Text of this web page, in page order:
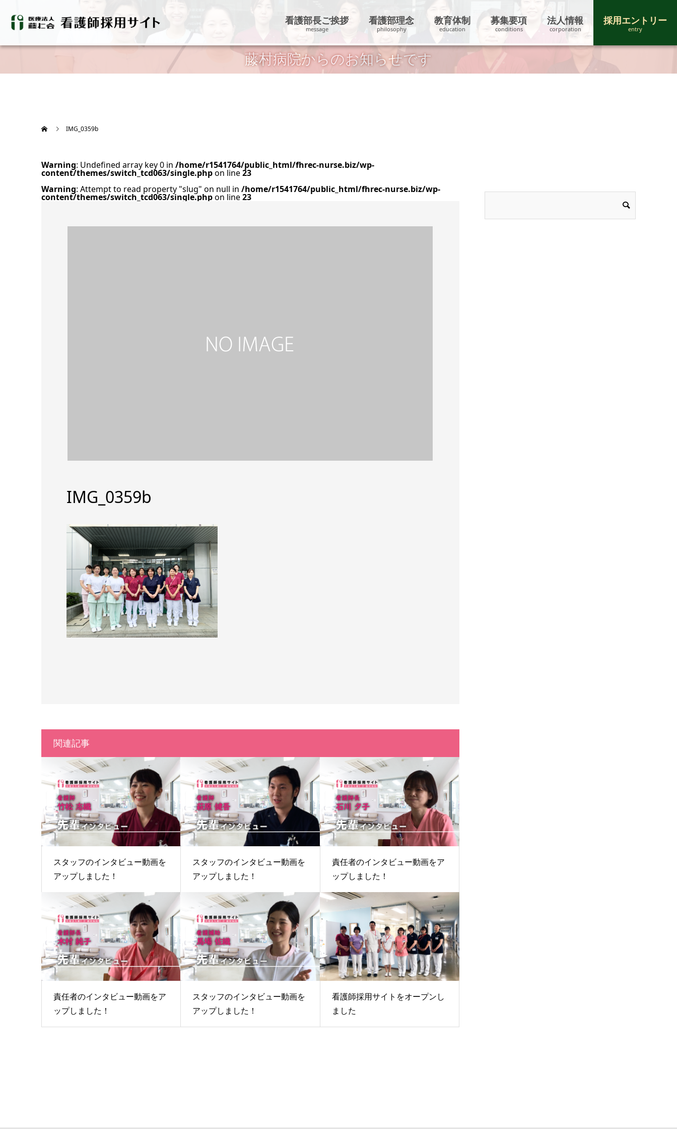
看護部長ご挨拶 看護部理念 教育体制 募集要項 法人情報 採用エントリー
藤村病院からのお知らせです
IMG_0359b
Warning: Undefined array key 0 in /home/r1541764/public_html/fhrec-nurse.biz/wp-
content/themes/switch_tcd063/single.phpon line23
Warning: Attempt to read property "slug" on null in /home/r1541764/public_html/fhrec-nurse.biz/wp-
content/themes/switch_tcd063/single.phpon line23
IMG_0359b
関連記事
スタッフのインタビュー動画を
アップしました！
スタッフのインタビュー動画を
アップしました！
責任者のインタビュー動画をア
ップしました！
責任者のインタビュー動画をア
ップしました！
スタッフのインタビュー動画を
アップしました！
看護師採用サイトをオープンし
ました